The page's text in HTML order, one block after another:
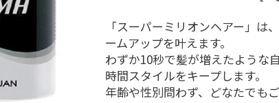
「スーパーミリオンヘアー」は
ームアップを叶えます。
わずか10秒で髪が増えたような
時間スタイルをキープします。
年齢や性別問わず、どなたでも